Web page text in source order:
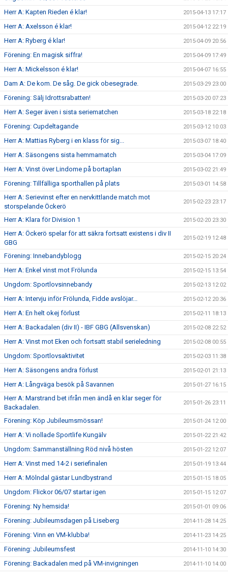
Herr A: Kapten Rieden é klar! 2015-04-13 17:17
Herr A: Axelsson é klar! 2015-04-12 22:19
Herr A: Ryberg é klar! 2015-04-09 20:56
Förening: En magisk siffra! 2015-04-09 17:49
Herr A: Mickelsson é klar! 2015-04-07 16:55
Dam A: De kom. De såg. De gick obesegrade. 2015-03-29 23:00
Förening: Sälj Idrottsrabatten! 2015-03-20 07:23
Herr A: Seger även i sista seriematchen 2015-03-18 22:18
Förening: Cupdeltagande 2015-03-12 10:03
Herr A: Mattias Ryberg i en klass för sig... 2015-03-07 18:40
Herr A: Säsongens sista hemmamatch 2015-03-04 17:09
Herr A: Vinst över Lindome på bortaplan 2015-03-02 21:49
Förening: Tillfälliga sporthallen på plats 2015-03-01 14:58
Herr A: Serievinst efter en nervkittlande match mot
storspelande Öckerö
2015-02-23 23:17
Herr A: Klara för Division 1 2015-02-20 23:30
Herr A: Öckerö spelar för att säkra fortsatt existens i div II
GBG
2015-02-19 12:48
Förening: Innebandyblogg 2015-02-15 20:24
Herr A: Enkel vinst mot Frölunda 2015-02-15 13:54
Ungdom: Sportlovsinnebandy 2015-02-13 12:02
Herr A: Intervju inför Frölunda, Fidde avslöjar... 2015-02-12 20:36
Herr A: En helt okej förlust 2015-02-11 18:13
Herr A: Backadalen (div II) - IBF GBG (Allsvenskan) 2015-02-08 22:52
Herr A: Vinst mot Eken och fortsatt stabil serieledning 2015-02-08 00:55
Ungdom: Sportlovsaktivitet 2015-02-03 11:38
Herr A: Säsongens andra förlust 2015-02-01 21:13
Herr A: Långväga besök på Savannen 2015-01-27 16:15
Herr A: Marstrand bet ifrån men ändå en klar seger för
Backadalen.
2015-01-26 23:11
Förening: Köp Jubileumsmössan! 2015-01-24 12:00
Herr A: Vi nollade Sportlife Kungälv 2015-01-22 21:42
Ungdom: Sammanställning Röd nivå hösten 2015-01-22 12:07
Herr A: Vinst med 14-2 i seriefinalen 2015-01-19 13:44
Herr A: Mölndal gästar Lundbystrand 2015-01-15 18:05
Ungdom: Flickor 06/07 startar igen 2015-01-15 12:07
Förening: Ny hemsida! 2015-01-01 09:06
Förening: Jubileumsdagen på Liseberg 2014-11-28 14:25
Förening: Vinn en VM-klubba! 2014-11-23 14:25
Förening: Jubileumsfest 2014-11-10 14:30
Förening: Backadalen med på VM-invigningen 2014-11-10 14:00